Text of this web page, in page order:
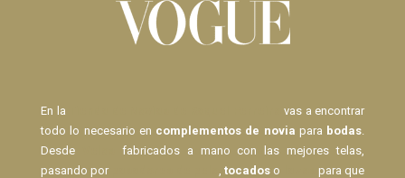
En la
vas a encontrar
todo lo necesario en complementos de novia para bodas
Desde
fabricados a mano con las mejores telas,
pasando por
,tocados o
para que